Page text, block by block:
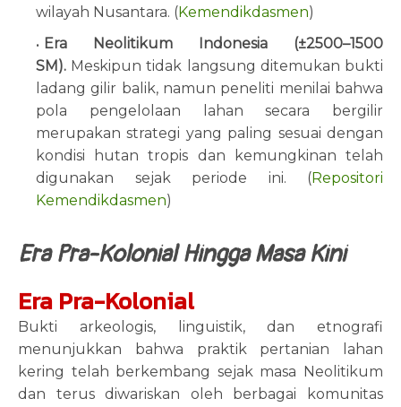
wilayah Nusantara. (Kemendikdasmen)
Era Neolitikum Indonesia (±2500–1500
SM). Meskipun tidak langsung ditemukan bukti
ladang gilir balik, namun peneliti menilai bahwa
pola pengelolaan lahan secara bergilir
merupakan strategi yang paling sesuai dengan
kondisi hutan tropis dan kemungkinan telah
digunakan sejak periode ini. (Repositori
Kemendikdasmen)
Era Pra-Kolonial Hingga Masa Kini
Era Pra-Kolonial
Bukti arkeologis, linguistik, dan etnografi
menunjukkan bahwa praktik pertanian lahan
kering telah berkembang sejak masa Neolitikum
dan terus diwariskan oleh berbagai komunitas